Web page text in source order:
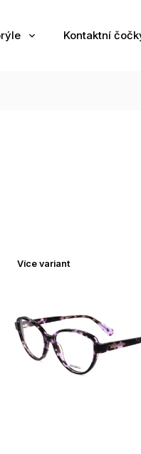
Kontaktní
Více variant